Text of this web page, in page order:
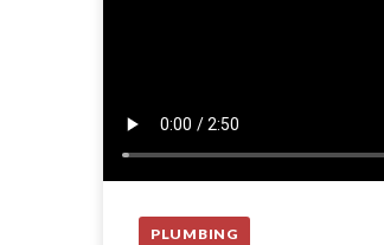
PLUMBING